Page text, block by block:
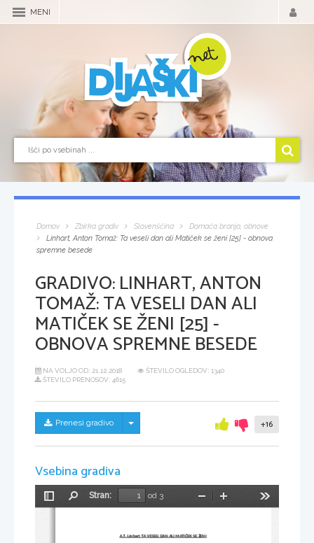
MENI
Domov Zbirka gradiv Slovenščina
Domača branja, obnove
Linhart, Anton Tomaž: Ta veseli dan ali Matiček se ženi [25] - obnova
spremne besede
GRADIVO:LINHART, ANTON
TOMAŽ: TA VESELI DAN ALI
MATIČEK SE ŽENI [25] -
OBNOVA SPREMNE BESEDE
NA VOLJO OD: 21.12.2018
ŠTEVILO OGLEDOV: 1340
ŠTEVILO PRENOSOV: 4615
Prenesi gradivo Skrij/prikaži meni +16
Vsebina gradiva
Preklopi
Stran:
od 3
Pomanjšaj
A.T. Linhart TA VESELI DAN ALI MATIČEK SE ŽENI